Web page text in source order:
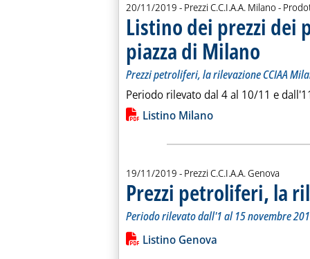
20/11/2019 - Prezzi C.C.I.A.A. Milano -
Listino dei prezzi
piazza di Milano . Sottotitolo:
. Pubblicata
Prezzi petroliferi, la rilevazione CCIAA
Periodo rilevato dal 4 al 10/11 e
Lista allegati PDF alla notizia
Listino Milano
19/11/2019 - Prezzi C.C.I.A.A. Genova
Prezzi petroliferi, la
Periodo rilevato dall'1 al 15 novembre
Leggi tutta la notizia: 'Prezzi
Lista allegati PDF alla notizia
Listino Genova